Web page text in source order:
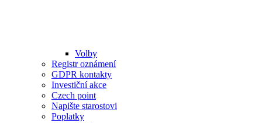
Volby
Registr oznámení
GDPR kontakty
Investiční akce
Czech point
Napište starostovi
Poplatky